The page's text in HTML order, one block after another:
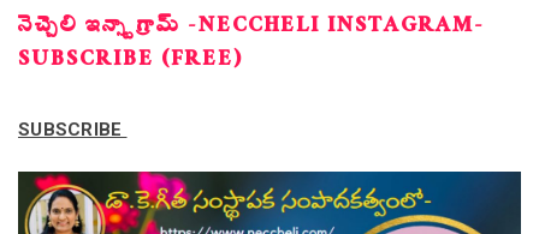
నెచ్చెలి ఇన్స్టాగ్రామ్ -NECCHELI INSTAGRAM-
SUBSCRIBE (FREE)
SUBSCRIBE